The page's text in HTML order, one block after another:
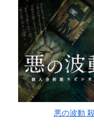
悪の波動